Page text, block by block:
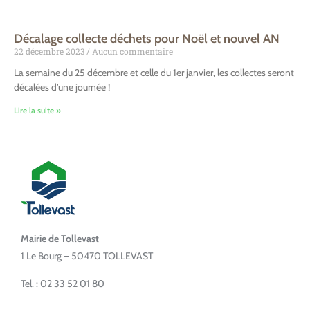
Décalage collecte déchets pour Noël et nouvel AN
22 décembre 2023 Aucun commentaire
La semaine du 25 décembre et celle du 1er janvier, les collectes seront
décalées d’une journée !
Lire la suite »
Mairie de Tollevast
1 Le Bourg – 50470 TOLLEVAST
Tel. : 02 33 52 01 80